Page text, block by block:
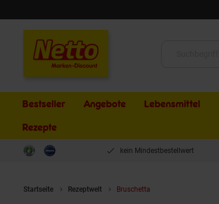
Bestseller Angebote Lebensmittel
Rezepte
kein Mindestbestellwert
Startseite Rezeptwelt Bruschetta